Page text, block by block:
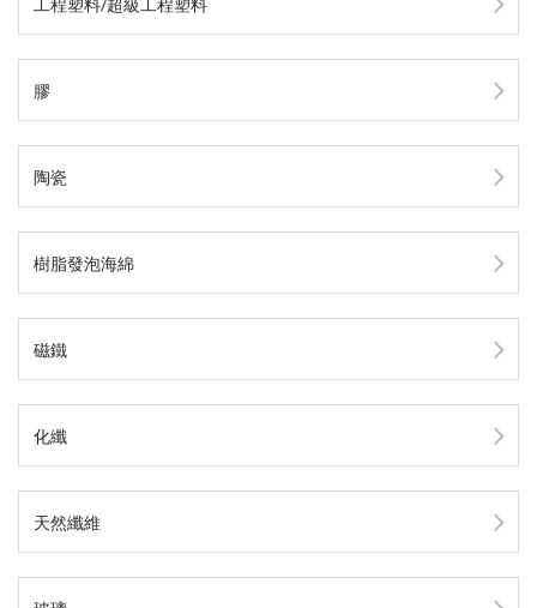
工程塑料/超級工程塑料
膠
陶瓷
樹脂發泡海綿
磁鐵
化纖
天然纖維